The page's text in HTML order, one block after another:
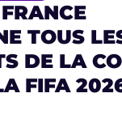
TOUS
DE LA
FIFA